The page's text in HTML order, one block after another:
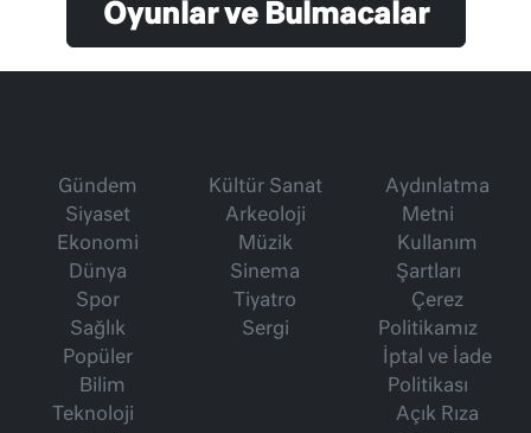
Oyunlar ve Bulmacalar
Gündem
Siyaset
Ekonomi
Dünya
Spor
Sağlık
Popüler
Bilim
Teknoloji
Kültür Sanat
Arkeoloji
Müzik
Sinema
Tiyatro
Sergi
Aydınlatma
Metni
Kullanım
Şartları
Çerez
Politikamız
İptal ve İade
Politikası
Açık Rıza